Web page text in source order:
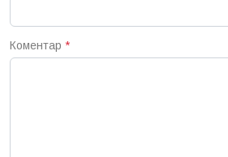
Коментар *